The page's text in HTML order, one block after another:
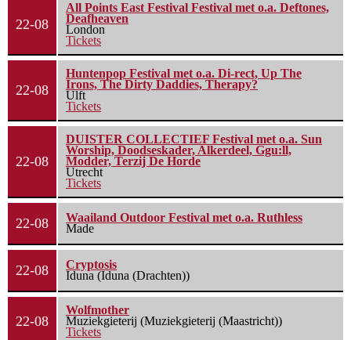
22-08
All Points East Festival Festival met o.a. Deftones,
Deafheaven
London
Tickets
22-08
Huntenpop Festival met o.a. Di-rect, Up The
Irons, The Dirty Daddies, Therapy?
Ulft
Tickets
22-08
DUISTER COLLECTIEF Festival met o.a. Sun
Worship, Doodseskader, Alkerdeel, Ggu:ll,
Modder, Terzij De Horde
Utrecht
Tickets
22-08
Waailand Outdoor Festival met o.a. Ruthless
Made
22-08
Cryptosis
Iduna (Iduna (Drachten))
22-08
Wolfmother
Muziekgieterij (Muziekgieterij (Maastricht))
Tickets